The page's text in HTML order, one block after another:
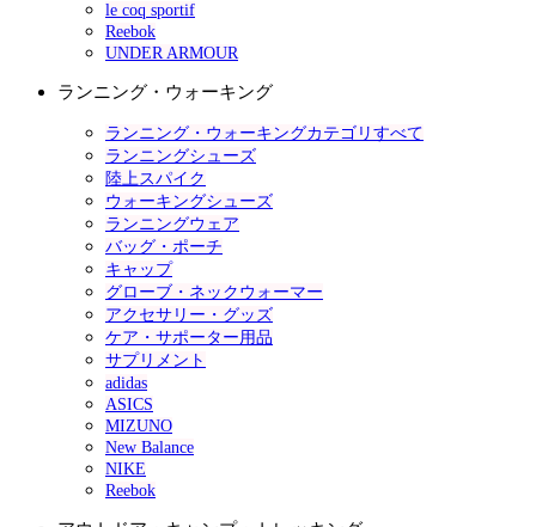
le coq sportif
Reebok
UNDER ARMOUR
ランニング・ウォーキング
ランニング・ウォーキングカテゴリすべて
ランニングシューズ
陸上スパイク
ウォーキングシューズ
ランニングウェア
バッグ・ポーチ
キャップ
グローブ・ネックウォーマー
アクセサリー・グッズ
ケア・サポーター用品
サプリメント
adidas
ASICS
MIZUNO
New Balance
NIKE
Reebok